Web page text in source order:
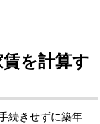
を計算す
続きせずに築年